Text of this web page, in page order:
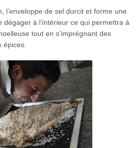
l’enveloppe de sel durcit et forme une
à l’intérieur ce qui permettra à
tout en s’imprégnant des
épices.